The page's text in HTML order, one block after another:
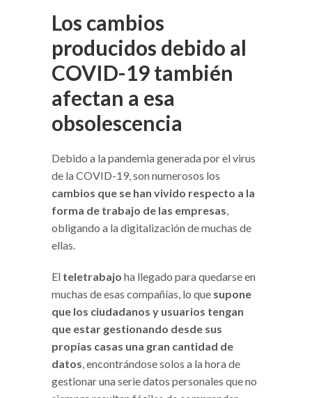
Los cambios
producidos debido al
COVID-19 también
afectan a esa
obsolescencia
Debido a la pandemia generada por el virus
de la COVID-19, son numerosos los
cambios que se han vivido respecto a la
forma de trabajo de las empresas,
obligando a la digitalización de muchas de
ellas.
El teletrabajo ha llegado para quedarse en
muchas de esas compañías, lo que supone
que los ciudadanos y usuarios tengan
que estar gestionando desde sus
propias casas una gran cantidad de
datos, encontrándose solos a la hora de
gestionar una serie datos personales que no